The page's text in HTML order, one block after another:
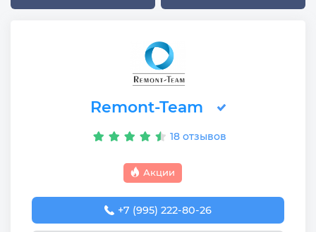
Remont-Team
18 отзывов
Акции
+7 (995) 222-80-26